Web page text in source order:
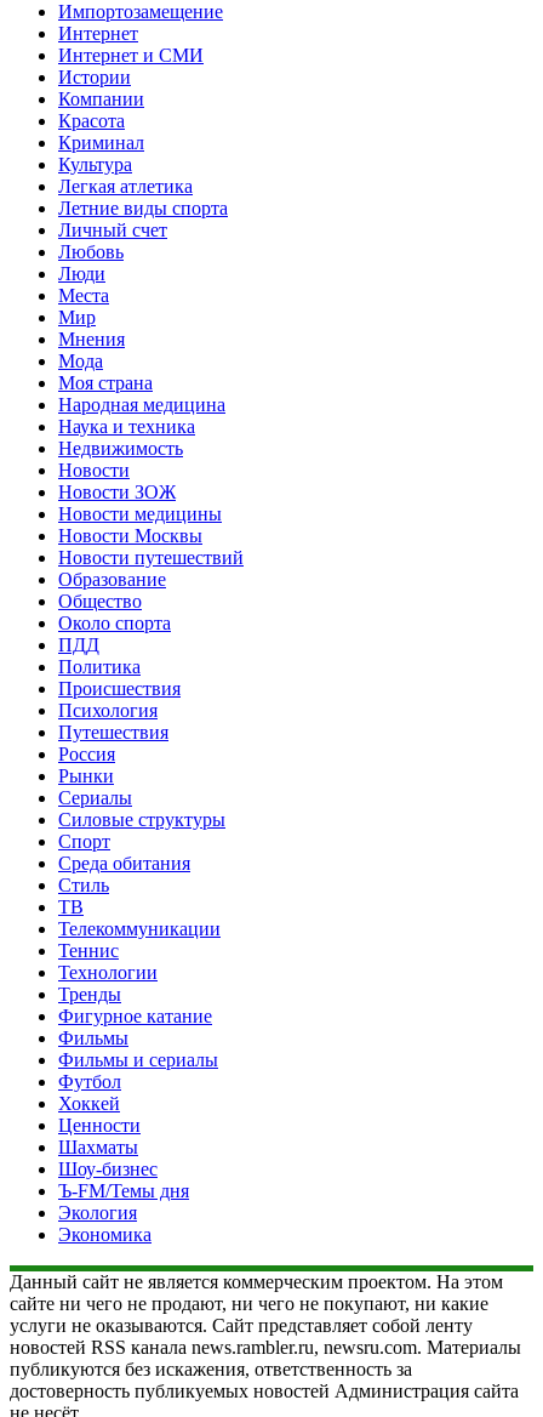
Импортозамещение
Интернет
Интернет и СМИ
Истории
Компании
Красота
Криминал
Культура
Легкая атлетика
Летние виды спорта
Личный счет
Любовь
Люди
Места
Мир
Мнения
Мода
Моя страна
Народная медицина
Наука и техника
Недвижимость
Новости
Новости ЗОЖ
Новости медицины
Новости Москвы
Новости путешествий
Образование
Общество
Около спорта
ПДД
Политика
Происшествия
Психология
Путешествия
Россия
Рынки
Сериалы
Силовые структуры
Спорт
Среда обитания
Стиль
ТВ
Телекоммуникации
Теннис
Технологии
Тренды
Фигурное катание
Фильмы
Фильмы и сериалы
Футбол
Хоккей
Ценности
Шахматы
Шоу-бизнес
Ъ-FM/Темы дня
Экология
Экономика
Данный сайт не является коммерческим проектом. На этом
сайте ни чего не продают, ни чего не покупают, ни какие
услуги не оказываются. Сайт представляет собой ленту
новостей RSS канала news.rambler.ru, newsru.com. Материалы
публикуются без искажения, ответственность за
достоверность публикуемых новостей Администрация сайта
не несёт.